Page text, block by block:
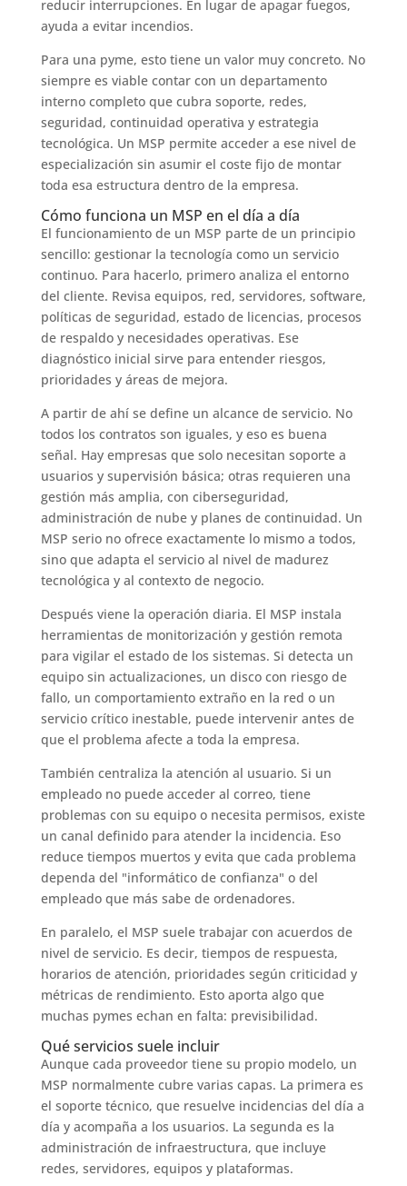
reducir interrupciones. En lugar de apagar fuegos,
ayuda a evitar incendios.
Para una pyme, esto tiene un valor muy concreto. No
siempre es viable contar con un departamento
interno completo que cubra soporte, redes,
seguridad, continuidad operativa y estrategia
tecnológica. Un MSP permite acceder a ese nivel de
especialización sin asumir el coste fijo de montar
toda esa estructura dentro de la empresa.
Cómo funciona un MSP en el día a día
El funcionamiento de un MSP parte de un principio
sencillo: gestionar la tecnología como un servicio
continuo. Para hacerlo, primero analiza el entorno
del cliente. Revisa equipos, red, servidores, software,
políticas de seguridad, estado de licencias, procesos
de respaldo y necesidades operativas. Ese
diagnóstico inicial sirve para entender riesgos,
prioridades y áreas de mejora.
A partir de ahí se define un alcance de servicio. No
todos los contratos son iguales, y eso es buena
señal. Hay empresas que solo necesitan soporte a
usuarios y supervisión básica; otras requieren una
gestión más amplia, con ciberseguridad,
administración de nube y planes de continuidad. Un
MSP serio no ofrece exactamente lo mismo a todos,
sino que adapta el servicio al nivel de madurez
tecnológica y al contexto de negocio.
Después viene la operación diaria. El MSP instala
herramientas de monitorización y gestión remota
para vigilar el estado de los sistemas. Si detecta un
equipo sin actualizaciones, un disco con riesgo de
fallo, un comportamiento extraño en la red o un
servicio crítico inestable, puede intervenir antes de
que el problema afecte a toda la empresa.
También centraliza la atención al usuario. Si un
empleado no puede acceder al correo, tiene
problemas con su equipo o necesita permisos, existe
un canal definido para atender la incidencia. Eso
reduce tiempos muertos y evita que cada problema
dependa del "informático de confianza" o del
empleado que más sabe de ordenadores.
En paralelo, el MSP suele trabajar con acuerdos de
nivel de servicio. Es decir, tiempos de respuesta,
horarios de atención, prioridades según criticidad y
métricas de rendimiento. Esto aporta algo que
muchas pymes echan en falta: previsibilidad.
Qué servicios suele incluir
Aunque cada proveedor tiene su propio modelo, un
MSP normalmente cubre varias capas. La primera es
el soporte técnico, que resuelve incidencias del día a
día y acompaña a los usuarios. La segunda es la
administración de infraestructura, que incluye
redes, servidores, equipos y plataformas.